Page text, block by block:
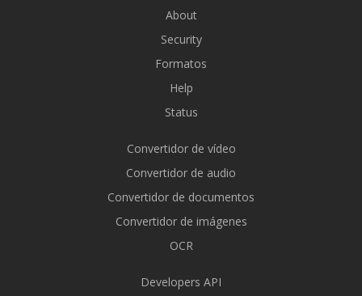
About
Security
Formatos
Help
Status
Convertidor de vídeo
Convertidor de audio
Convertidor de documentos
Convertidor de imágenes
OCR
Developers API